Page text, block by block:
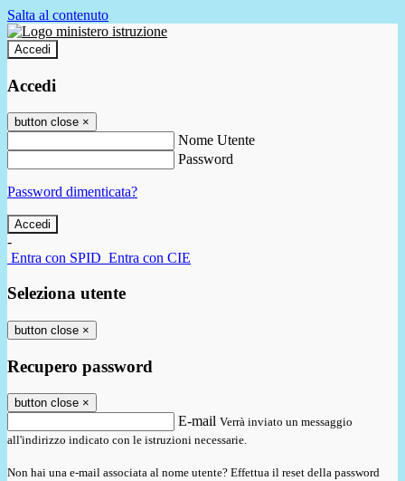
Salta al contenuto
Accedi
Accedi
button close ×
Nome Utente
Password
Password dimenticata?
-
Entra con SPID Entra con CIE
Seleziona utente
button close ×
Recupero password
button close ×
E-mail Verrà inviato un messaggio
all'indirizzo indicato con le istruzioni necessarie.
Non hai una e-mail associata al nome utente? Effettua il reset della password